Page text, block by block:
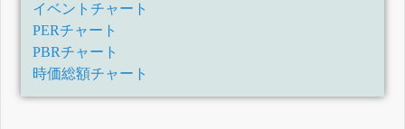
イベントチャート
PERチャート
PBRチャート
時価総額チャート